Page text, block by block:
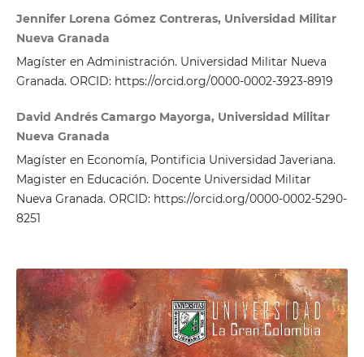
Jennifer Lorena Gómez Contreras, Universidad Militar
Nueva Granada
Magíster en Administración. Universidad Militar Nueva
Granada. ORCID: https://orcid.org/0000-0002-3923-8919
David Andrés Camargo Mayorga, Universidad Militar
Nueva Granada
Magíster en Economía, Pontificia Universidad Javeriana.
Magister en Educación. Docente Universidad Militar
Nueva Granada. ORCID: https://orcid.org/0000-0002-5290-
8251